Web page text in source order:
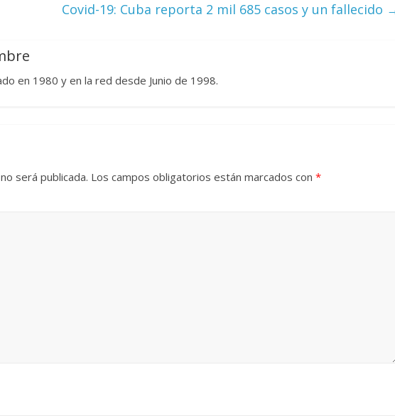
Covid-19: Cuba reporta 2 mil 685 casos y un fallecido
en 1980 y en la red desde Junio de 1998.
será publicada. Los campos obligatorios están marcados con *